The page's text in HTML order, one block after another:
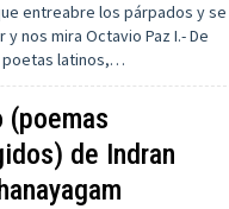
entreabre los párpados y se
y nos mira Octavio Paz I.- De
poetas latinos,…
(poemas
de Indran